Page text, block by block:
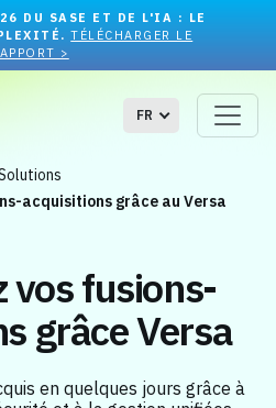
DU SASE ET DE L'IA : LE
TÉLÉCHARGER LE
>
FR
acquisitions grâce au Versa
vos fusions-
grâceVersa
en quelques jours grâce à